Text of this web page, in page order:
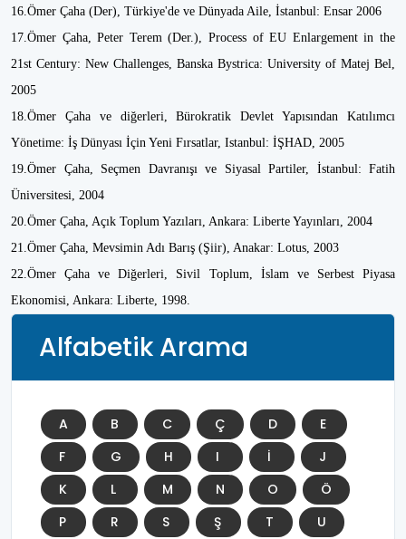
16.Ömer Çaha (Der), Türkiye'de ve Dünyada Aile, İstanbul: Ensar 2006
17.Ömer Çaha, Peter Terem (Der.), Process of EU Enlargement in the
21st Century: New Challenges, Banska Bystrica: University of Matej Bel,
2005
18.Ömer Çaha ve diğerleri, Bürokratik Devlet Yapısından Katılımcı
Yönetime: İş Dünyası İçin Yeni Fırsatlar, Istanbul: İŞHAD, 2005
19.Ömer Çaha, Seçmen Davranışı ve Siyasal Partiler, İstanbul: Fatih
Üniversitesi, 2004
20.Ömer Çaha, Açık Toplum Yazıları, Ankara: Liberte Yayınları, 2004
21.Ömer Çaha, Mevsimin Adı Barış (Şiir), Anakar: Lotus, 2003
22.Ömer Çaha ve Diğerleri, Sivil Toplum, İslam ve Serbest Piyasa
Ekonomisi, Ankara: Liberte, 1998.
Alfabetik Arama
A B C Ç D
E
F
G H I İ
J
K
L M N O
Ö
P
R S Ş T
U